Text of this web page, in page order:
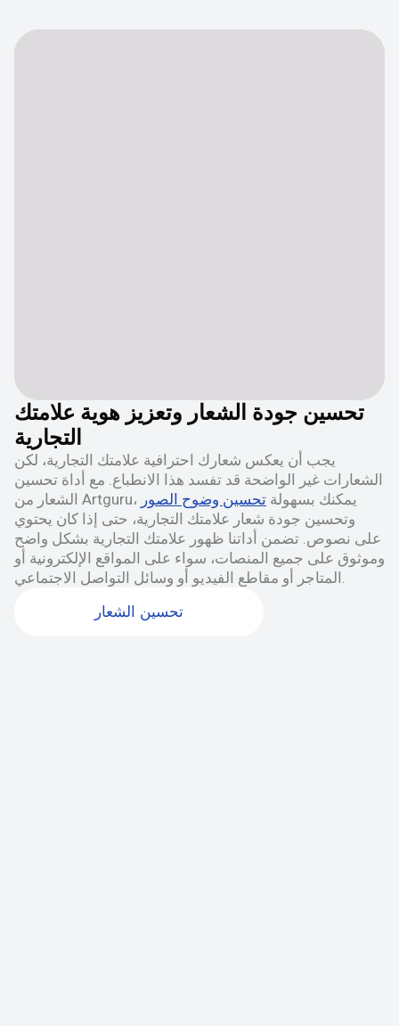
تحسين جودة الشعار وتعزيز هوية علامتك
التجارية
يجب أن يعكس شعارك احترافية علامتك التجارية، لكن
الشعارات غير الواضحة قد تفسد هذا الانطباع. مع أداة تحسين
الشعار من Artguru، يمكنك بسهولة تحسين وضوح الصور
وتحسين جودة شعار علامتك التجارية، حتى إذا كان يحتوي
على نصوص. تضمن أداتنا ظهور علامتك التجارية بشكل واضح
وموثوق على جميع المنصات، سواء على المواقع الإلكترونية أو
المتاجر أو مقاطع الفيديو أو وسائل التواصل الاجتماعي.
تحسين الشعار